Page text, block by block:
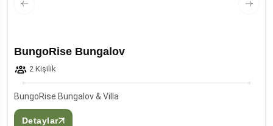
BungoRise Bungalov
2 Kişilik
BungoRise Bungalov & Villa
Detaylar